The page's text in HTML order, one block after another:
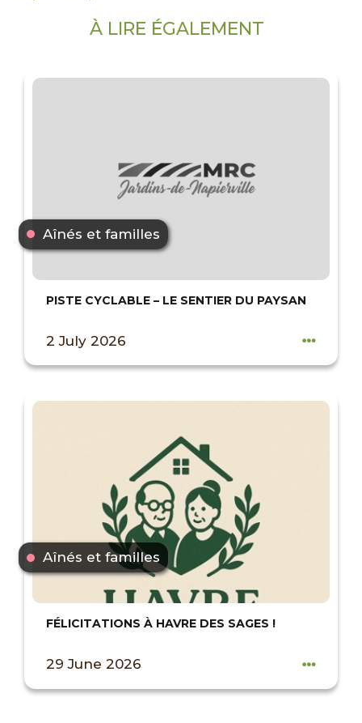
À LIRE ÉGALEMENT
Aînés et familles
PISTE CYCLABLE – LE SENTIER DU PAYSAN
2 July 2026
Aînés et familles
FÉLICITATIONS À HAVRE DES SAGES !
29 June 2026